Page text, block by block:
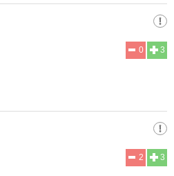
3
0
3
2